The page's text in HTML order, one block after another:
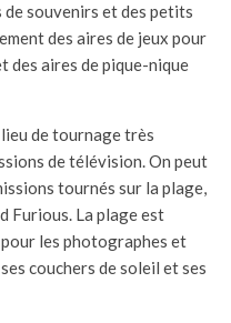
de souvenirs et des petits
des aires de jeux pour
des aires de pique-nique
de tournage très
de télévision. On peut
tournés sur la plage,
Furious. La plage est
les photographes et
couchers de soleil et ses